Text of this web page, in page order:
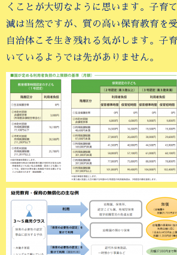
くことが大切なように思います。子育
減は当然ですが、質の高い保育教育を
自治体こそ生き残れる気がします。子
いているようでは先がありません。